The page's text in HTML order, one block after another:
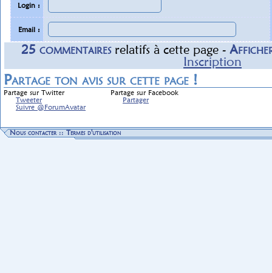
Login :
Email :
25 commentairesrelatifsà cette page -
Inscription
Partage ton avis sur cette page !
Partage sur Twitter
Partage sur Facebook
Tweeter
Suivre @ForumAvatar
Partager
Nous contacter::Termes d'utilisation